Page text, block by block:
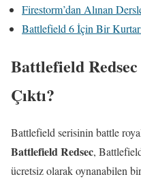
Firestorm’dan Alınan
Battlefield 6 İçin Bir
Battlefield
Çıktı?
Battlefield serisinin battle
Battlefield Redsec,
ücretsiz olarak oynanabilen